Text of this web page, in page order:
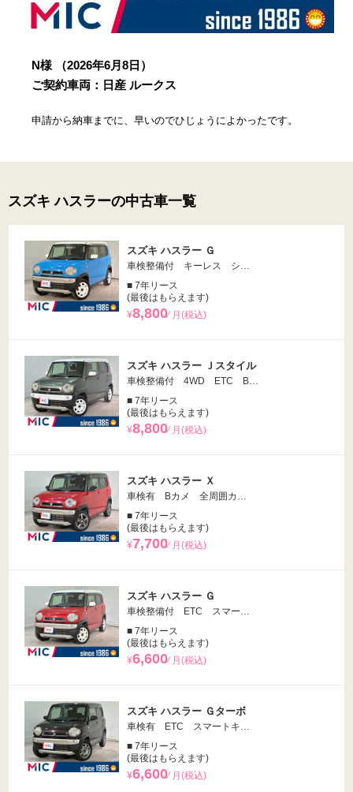
N様
（2026年6月8日）
ご契約車両：日産 ルークス
申請から納車までに、早いのでひじょうによかったです。
スズキ ハスラーの中古車一覧
スズキ ハスラー Ｇ
車検整備付 キーレス シ…
■ 7年リース
(最後はもらえます)
¥8,800⁄ 月(税込)
スズキ ハスラー Ｊスタイル
車検整備付 4WD ETC B…
■ 7年リース
(最後はもらえます)
¥8,800⁄ 月(税込)
スズキ ハスラー Ｘ
車検有 Bカメ 全周囲カ…
■ 7年リース
(最後はもらえます)
¥7,700⁄ 月(税込)
スズキ ハスラー Ｇ
車検整備付 ETC スマー…
■ 7年リース
(最後はもらえます)
¥6,600⁄ 月(税込)
スズキ ハスラー Ｇターボ
車検有 ETC スマートキ…
■ 7年リース
(最後はもらえます)
¥6,600⁄ 月(税込)